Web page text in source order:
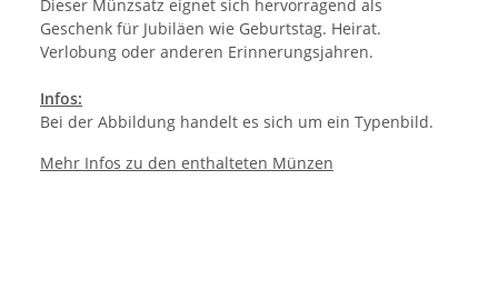
Dieser Münzsatz eignet sich hervorragend als
Geschenk für Jubiläen wie Geburtstag. Heirat.
Verlobung oder anderen Erinnerungsjahren.
Infos:
Bei der Abbildung handelt es sich um ein Typenbild.
Mehr Infos zu den enthalteten Münzen